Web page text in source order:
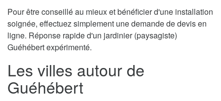
Pour être conseillé au mieux et bénéficier d'une installation
soignée, effectuez simplement une demande de devis en
ligne. Réponse rapide d'un jardinier (paysagiste)
Guéhébert expérimenté.
Les villes autour de
Guéhébert